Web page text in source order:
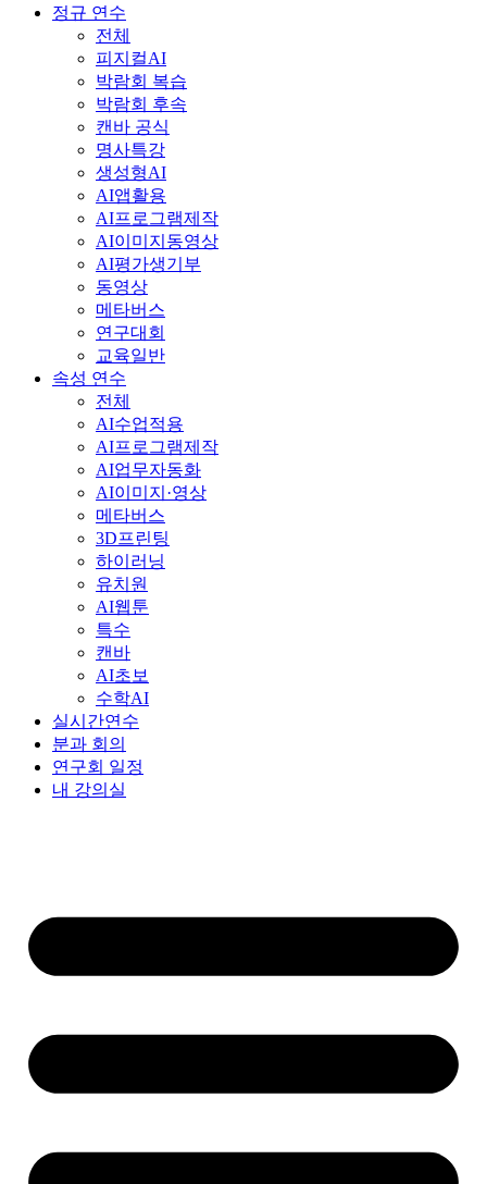
정규 연수
전체
피지컬AI
박람회 복습
박람회 후속
캔바 공식
명사특강
생성형AI
AI앱활용
AI프로그램제작
AI이미지동영상
AI평가생기부
동영상
메타버스
연구대회
교육일반
속성 연수
전체
AI수업적용
AI프로그램제작
AI업무자동화
AI이미지·영상
메타버스
3D프린팅
하이러닝
유치원
AI웹툰
특수
캔바
AI초보
수학AI
실시간연수
분과 회의
연구회 일정
내 강의실